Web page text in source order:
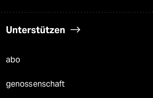
Unterstützen
abo
genossenschaft